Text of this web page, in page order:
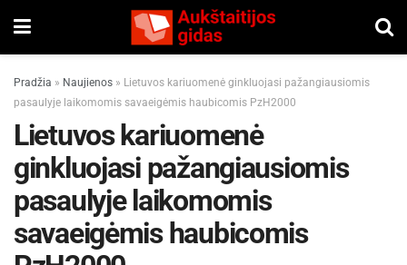
Pradžia » Naujienos » Lietuvos kariuomenė ginkluojasi pažangiausiomis
pasaulyje laikomomis savaeigėmis haubicomis PzH2000
Lietuvos kariuomenė
ginkluojasi pažangiausiomis
pasaulyje laikomomis
savaeigėmis haubicomis